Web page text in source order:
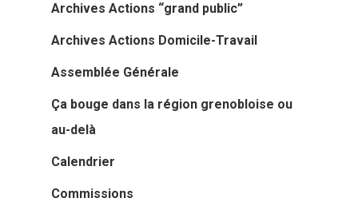
Archives Actions “grand public”
Archives Actions Domicile-Travail
Assemblée Générale
Ça bouge dans la région grenobloise ou
au-delà
Calendrier
Commissions